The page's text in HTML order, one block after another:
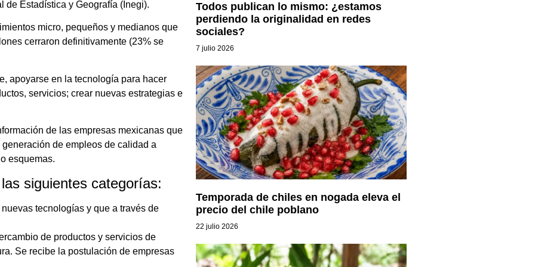
de Estadística y Geografía (Inegi).
micro, pequeños y medianos que
cerraron definitivamente (23% se
apoyarse en la tecnología para hacer
servicios; crear nuevas estrategias e
de las empresas mexicanas que
de empleos de calidad a
esquemas.
siguientes categorías:
tecnologías y que a través de
de productos y servicios de
Se recibe la postulación de empresas
Todos publican lo mismo: ¿estamos
perdiendo la originalidad en redes
sociales?
7 julio 2026
Temporada de chiles en nogada eleva el
precio del chile poblano
22 julio 2026